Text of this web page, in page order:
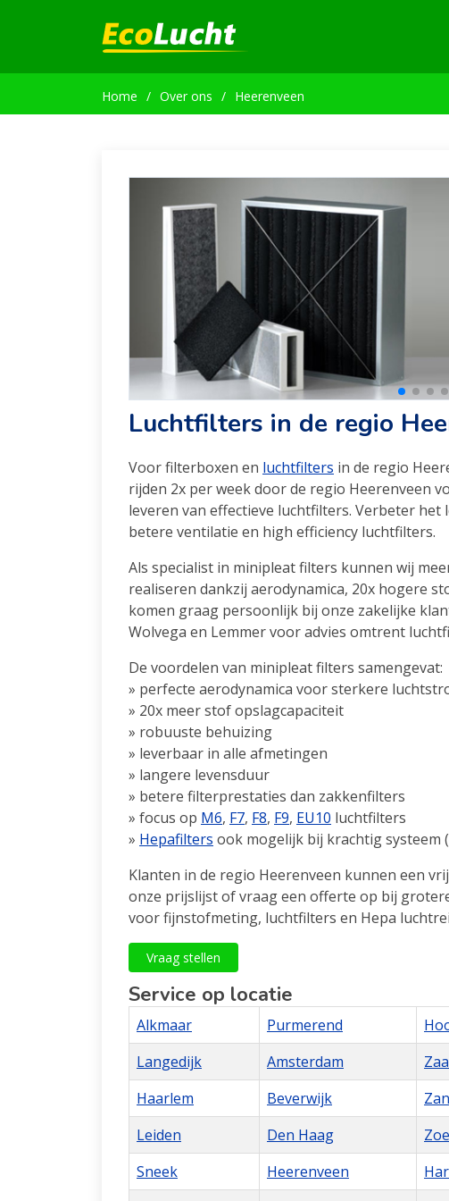
Home Over ons Heerenveen
Luchtfilters in de regio
Voor filterboxen en luchtfilters in de regio
rijden 2x per week door de regio Heerenveen
leveren van effectieve luchtfilters. Verbeter
betere ventilatie en high efficiency luchtfilters.
Als specialist in minipleat filters kunnen wij
realiseren dankzij aerodynamica, 20x hogere
komen graag persoonlijk bij onze zakelijke
Wolvega en Lemmer voor advies omtrent
De voordelen van minipleat filters samengevat:
» perfecte aerodynamica voor sterkere
» 20x meer stof opslagcapaciteit
» robuuste behuizing
» leverbaar in alle afmetingen
» langere levensduur
» betere filterprestaties dan zakkenfilters
» focus op M6, F7, F8, F9, EU10 luchtfilters
» Hepafilters ook mogelijk bij krachtig
Klanten in de regio Heerenveen kunnen een
onze prijslijst of vraag een offerte op bij
voor fijnstofmeting, luchtfilters en Hepa
Vraag stellen
Service op locatie
Alkmaar Purmerend
Langedijk
Amsterdam
Haarlem
Beverwijk
Leiden
Den Haag
Sneek
Heerenveen